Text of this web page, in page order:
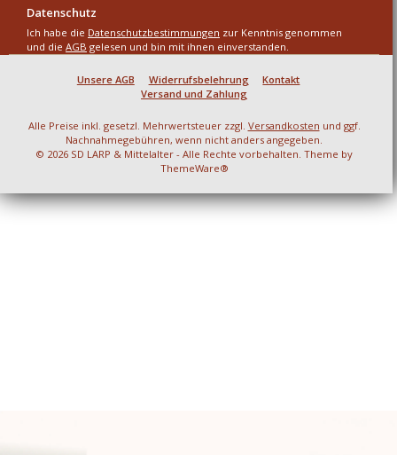
Datenschutz
Ich habe die Datenschutzbestimmungen zur Kenntnis genommen
und die AGB gelesen und bin mit ihnen einverstanden.
Unsere AGB Widerrufsbelehrung
Kontakt
Versand und Zahlung
Alle Preise inkl. gesetzl. Mehrwertsteuer zzgl. Versandkosten und ggf.
Nachnahmegebühren, wenn nicht anders angegeben.
© 2026 SD LARP & Mittelalter - Alle Rechte vorbehalten. Theme by
ThemeWare®